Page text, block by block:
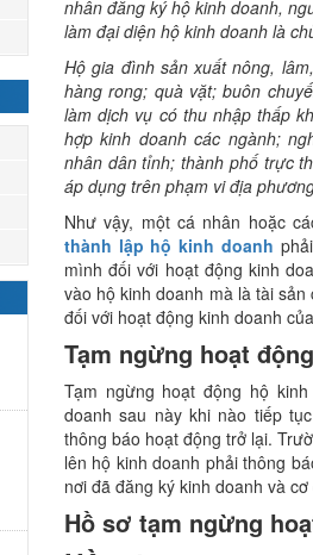
nhân đăng ký hộ kinh doanh,
làm đại diện hộ kinh doanh là
Hộ gia đình sản xuất nông,
hàng rong; quà vặt; buôn
làm dịch vụ có thu nhập thấp
hợp kinh doanh các ngành;
nhân dân tỉnh; thành phố trực
áp dụng trên phạm vi địa
Như vậy, một cá nhân hoặc
thành lập hộ kinh doanh
mình đối với hoạt động kinh
vào hộ kinh doanh mà là tài
đối với hoạt động kinh doanh
Tạm ngừng hoạt
Tạm ngừng hoạt động hộ
doanh sau này khi nào tiếp
thông báo hoạt động trở lại.
lên hộ kinh doanh phải thông
nơi đã đăng ký kinh doanh và
Hồ sơ tạm ngừng